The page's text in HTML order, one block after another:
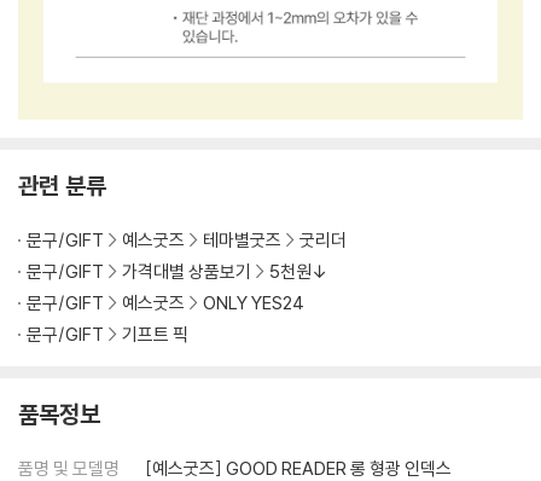
관련 분류
문구/GIFT 예스굿즈 테마별굿즈
굿리더
문구/GIFT
가격대별 상품보기
5천원↓
문구/GIFT
예스굿즈
ONLY YES24
문구/GIFT
기프트 픽
품목정보
품명 및 모델명
[예스굿즈] GOOD READER 롱 형광 인덱스